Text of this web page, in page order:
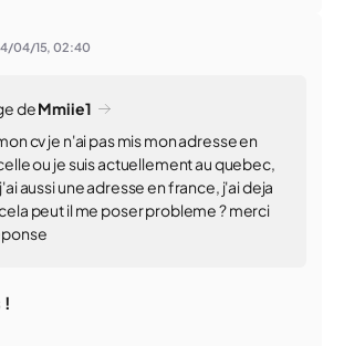
04/15,02:40
deMmiie1
cv je n'ai pas mis mon adresse en
ou je suis actuellement au quebec,
aussi une adresse en france, j'ai deja
peut il me poser probleme ? merci
!